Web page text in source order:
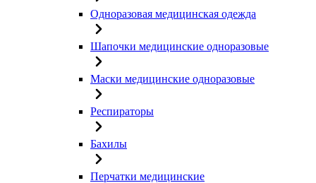
Одноразовая медицинская одежда
Шапочки медицинские одноразовые
Маски медицинские одноразовые
Респираторы
Бахилы
Перчатки медицинские